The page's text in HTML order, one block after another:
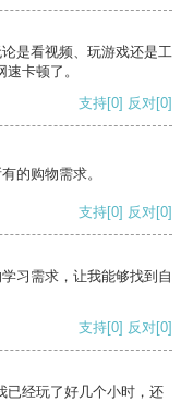
是看视频、玩游戏还是工
卡顿了。
支持[0] 反对[0]
的购物需求。
支持[0] 反对[0]
习需求，让我能够找到自
支持[0] 反对[0]
已经玩了好几个小时，还